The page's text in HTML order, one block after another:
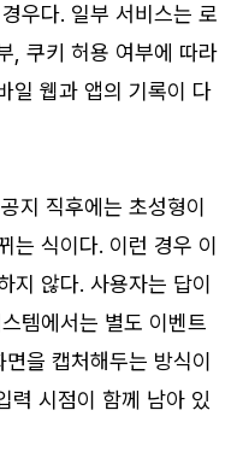
우다. 일부 서비스는 로
, 쿠키 허용 여부에 따라
일 웹과 앱의 기록이 다
지 직후에는 초성형이
는 식이다. 이런 경우 이
지 않다. 사용자는 답이
템에서는 별도 이벤트
을 캡처해두는 방식이
력 시점이 함께 남아 있